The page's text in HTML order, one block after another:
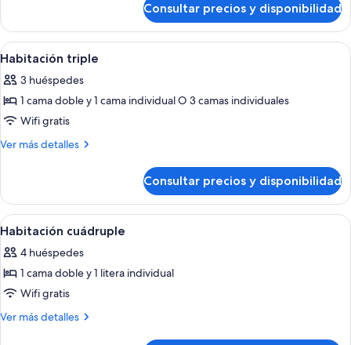
camas
individuales
con
camas
Consultar precios y disponibilidad
Abrir
todas
las
fotos
de
Habitación
Una habitación con dos camas de
6
Habitación triple
3 huéspedes
1 cama doble y 1 cama individual O 3 camas individuales
Wifi gratis
Ver más detalles
Más
triple
Consultar precios y disponibilidad
Abrir
todas
las
fotos
de
Habitación
Una habitación de hotel con una
3
Habitación cuádruple
4 huéspedes
1 cama doble y 1 litera individual
Wifi gratis
Ver más detalles
Más